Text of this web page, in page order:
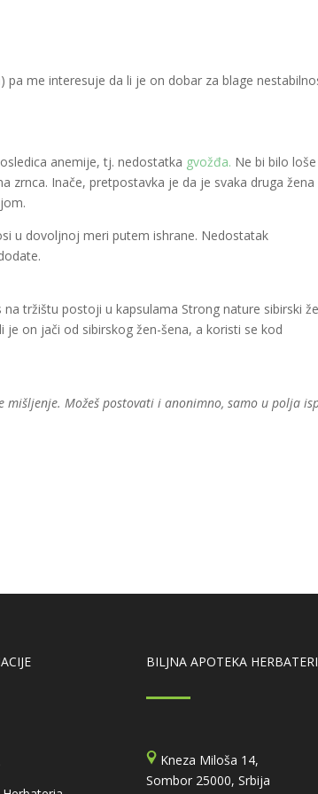
pa me interesuje da li je on dobar za blage
anemije, tj. nedostatka gvožđa. Ne bi bilo
zrnca. Inače, pretpostavka je da je svaka druga žena
u dovoljnoj meri putem ishrane. Nedostatak
tržištu postoji u kapsulama Strong nature sibirski
je on jači od sibirskog žen-šena, a koristi se kod
Možeš postovati i anonimno, samo u polja
BILJNA APOTEKA
Kneza Miloša 14,
Sombor 25000, Srbija